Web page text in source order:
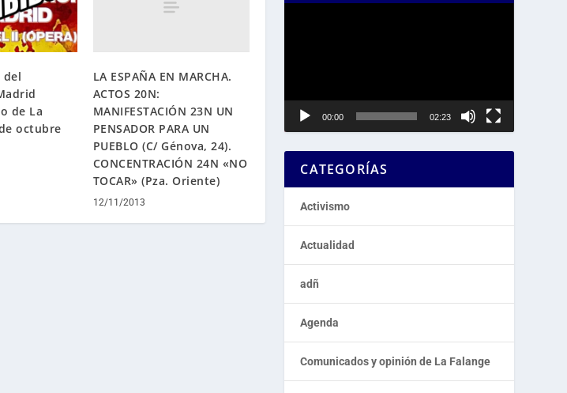
del
de La
octubre
LA ESPAÑA EN MARCHA.
ACTOS 20N:
MANIFESTACIÓN 23N UN
PENSADOR PARA UN
PUEBLO (C/ Génova, 24).
CONCENTRACIÓN 24N «NO
TOCAR» (Pza. Oriente)
12/11/2013
00:00 02:23
CATEGORÍAS
Activismo
Actualidad
adñ
Agenda
Comunicados y opinión de La Falange